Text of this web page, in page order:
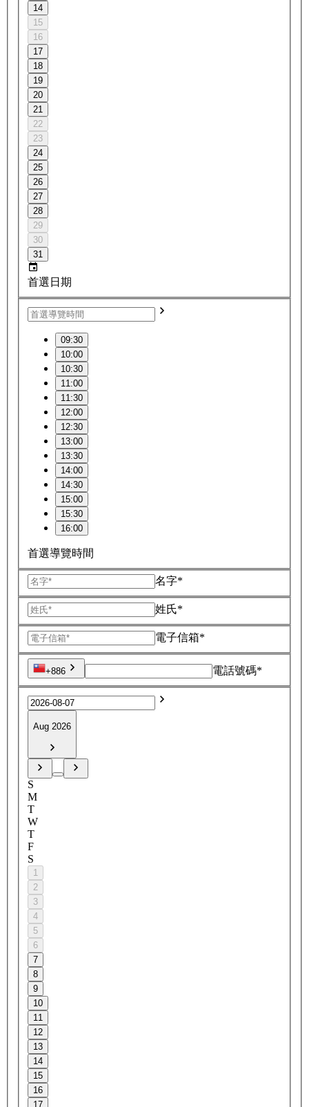
14
15
16
17
18
19
20
21
22
23
24
25
26
27
28
29
30
31
首選日期
09:30
10:00
10:30
11:00
11:30
12:00
12:30
13:00
13:30
14:00
14:30
15:00
15:30
16:00
首選導覽時間
名字*
姓氏*
電子信箱*
+886 電話號碼*
Aug 2026
S
M
T
W
T
F
S
1
2
3
4
5
6
7
8
9
10
11
12
13
14
15
16
17